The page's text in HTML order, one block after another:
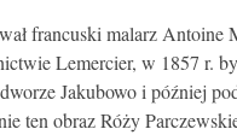
francuski malarz
Lemercier, w 1857 r.
Jakubowo i później
ten obraz Róży